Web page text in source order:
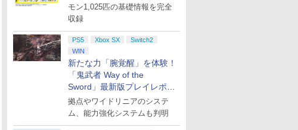
モン1,025匹の基礎情報を完全
収録
PS5 Xbox SX
Switch2
WIN
新たな力「腕覚醒」を体験！
「鬼武者 Way of the
Sword」最新版プレイレポー
ト
拠点やワイドリニアのシステ
ム、能力強化システムも判明